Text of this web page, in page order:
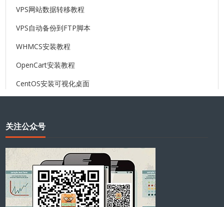
VPS网站数据转移教程
VPS自动备份到FTP脚本
WHMCS安装教程
OpenCart安装教程
CentOS安装可视化桌面
关注公众号